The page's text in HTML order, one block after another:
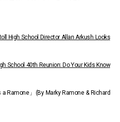
High School Director Allan Arkush Looks
School 40th Reunion: Do Your Kids Know
Ramone」(By Marky Ramone & Richard